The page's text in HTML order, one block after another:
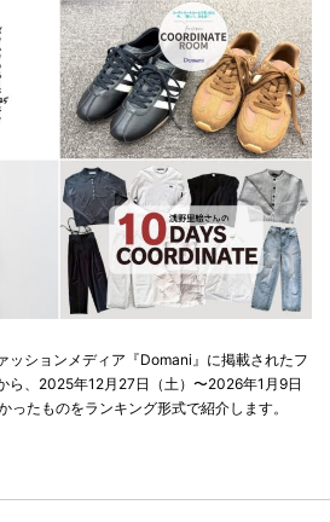
ッションメディア『Domani』に掲載されたフ
ら、2025年12月27日（土）〜2026年1月9日
ったものをランキング形式で紹介します。